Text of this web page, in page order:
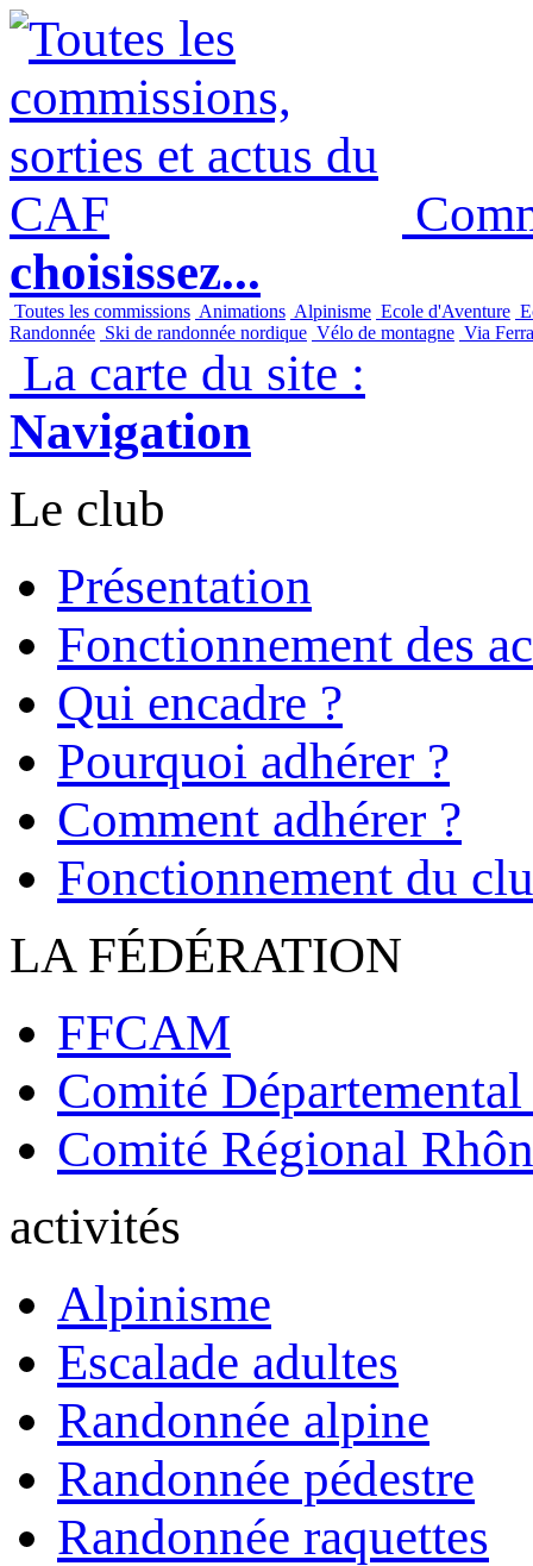
choisissez...
Toutes les commissions Animations Alpinisme Ecole d'Aventure
Randonnée Ski de randonnée nordique Vélo de montagne Via
La carte du site :
Navigation
Le club
Présentation
Fonctionnement des
Qui encadre ?
Pourquoi adhérer ?
Comment adhérer ?
Fonctionnement du
LA FÉDÉRATION
FFCAM
Comité
Comité Régional
activités
Alpinisme
Escalade adultes
Randonnée alpine
Randonnée pédestre
Randonnée raquettes